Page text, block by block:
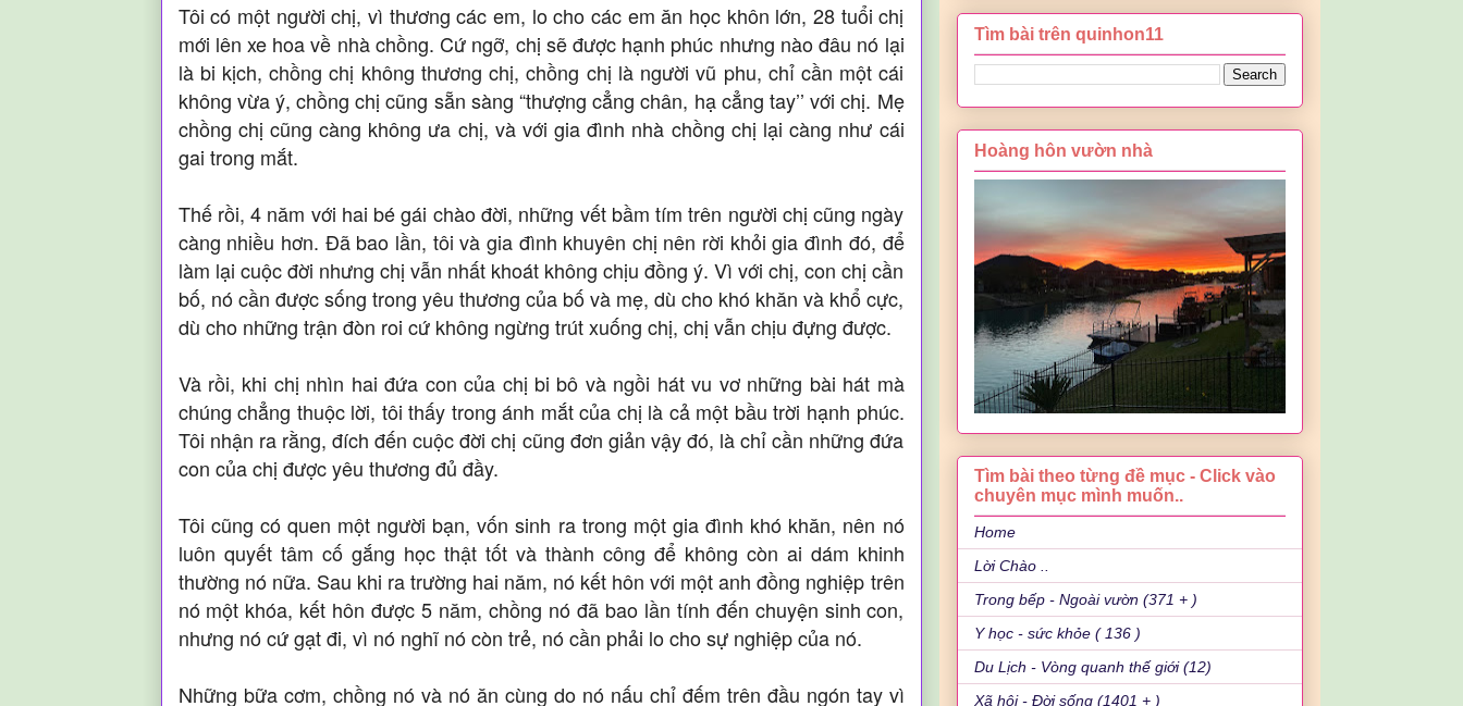
Tôi có một người chị, vì thương các em, lo cho các em ăn học khôn lớn, 28 tuổi chị
mới lên xe hoa về nhà chồng. Cứ ngỡ, chị sẽ được hạnh phúc nhưng nào đâu nó lại
là bi kịch, chồng chị không thương chị, chồng chị là người vũ phu, chỉ cần một cái
không vừa ý, chồng chị cũng sẵn sàng “thượng cẳng chân, hạ cẳng tay’’ với chị. Mẹ
chồng chị cũng càng không ưa chị, và với gia đình nhà chồng chị lại càng như cái
gai trong mắt.
Thế rồi, 4 năm với hai bé gái chào đời, những vết bầm tím trên người chị cũng ngày
càng nhiều hơn. Đã bao lần, tôi và gia đình khuyên chị nên rời khỏi gia đình đó, để
làm lại cuộc đời nhưng chị vẫn nhất khoát không chịu đồng ý. Vì với chị, con chị cần
bố, nó cần được sống trong yêu thương của bố và mẹ, dù cho khó khăn và khổ cực,
dù cho những trận đòn roi cứ không ngừng trút xuống chị, chị vẫn chịu đựng được.
Và rồi, khi chị nhìn hai đứa con của chị bi bô và ngồi hát vu vơ những bài hát mà
chúng chẳng thuộc lời, tôi thấy trong ánh mắt của chị là cả một bầu trời hạnh phúc.
Tôi nhận ra rằng, đích đến cuộc đời chị cũng đơn giản vậy đó, là chỉ cần những đứa
con của chị được yêu thương đủ đầy.
Tôi cũng có quen một người bạn, vốn sinh ra trong một gia đình khó khăn, nên nó
luôn quyết tâm cố gắng học thật tốt và thành công để không còn ai dám khinh
thường nó nữa. Sau khi ra trường hai năm, nó kết hôn với một anh đồng nghiệp trên
nó một khóa, kết hôn được 5 năm, chồng nó đã bao lần tính đến chuyện sinh con,
nhưng nó cứ gạt đi, vì nó nghĩ nó còn trẻ, nó cần phải lo cho sự nghiệp của nó.
Những bữa cơm, chồng nó và nó ăn cùng do nó nấu chỉ đếm trên đầu ngón tay vì
Tìm bài trên quinhon11
Hoàng hôn vườn nhà
Tìm bài theo từng đề mục - Click vào
chuyên mục mình muốn..
Home
Lời Chào ..
Trong bếp - Ngoài vườn (371 + )
Y học - sức khỏe ( 136 )
Du Lịch - Vòng quanh thế giới (12)
Xã hội - Đời sống (1401 + )